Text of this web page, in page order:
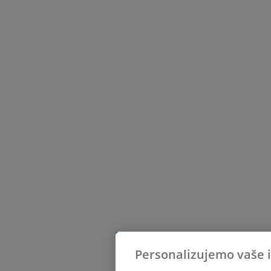
Personalizujemo vaše